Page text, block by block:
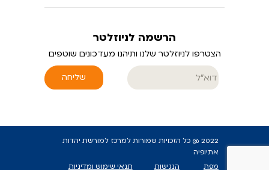
הרשמה לניוזלטר
הצטרפו לניוזלטר שלנו ותיהנו מעדכונים שוטפים
שליחה
2022 @ כל הזכויות שמורות למרכז למורשת יהדות
אתיופיה
מפת
הנגישות תנאי שימוש ומדיניות